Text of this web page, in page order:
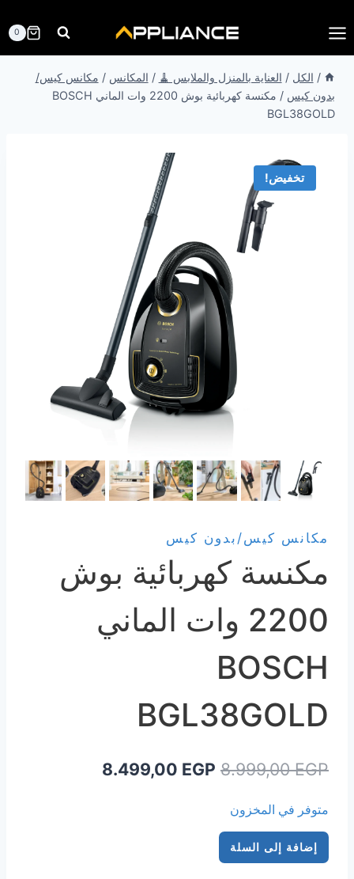
إلى
المحتوى
0
/ الكل / العناية بالمنزل والملابس 🧹 / المكانس / مكانس كيس/
بدون كيس /
مكنسة كهربائية بوش 2200 وات الماني BOSCH
BGL38GOLD
تخفيض!
مكانس كيس/بدون كيس
مكنسة كهربائية بوش
2200 وات الماني
BOSCH
BGL38GOLD
8.999,00EGP
السعر8.499,00 EGP
متوفر في المخزون
كمية
مكنسة
إضافة إلى السلة